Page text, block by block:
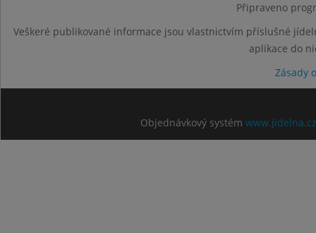
Připraveno
Veškeré publikované informace jsou vlastnictvím příslušné
aplikace do
Zásady
Objednávkový systém www.jidelna.cz